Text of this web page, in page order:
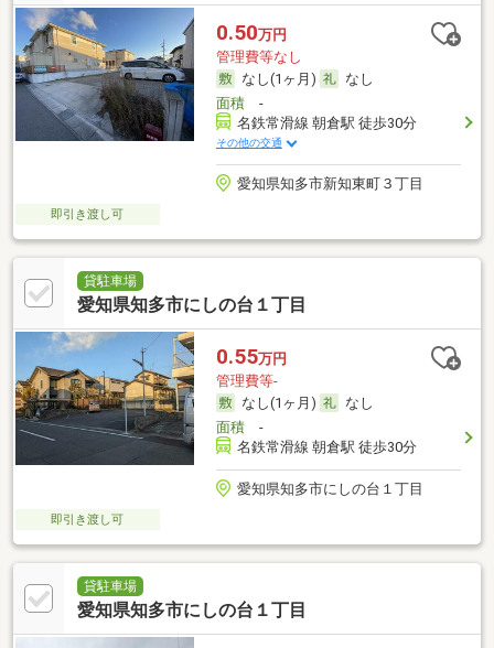
0.50万円
管理費等なし
なし(1ヶ月)
なし
面積-
名鉄常滑線 朝倉駅 徒歩30分
その他の交通
愛知県知多市新知東町３丁目
即引き渡し可
貸駐車場
愛知県知多市にしの台１丁目
0.55万円
管理費等-
なし(1ヶ月)
なし
面積-
名鉄常滑線 朝倉駅 徒歩30分
愛知県知多市にしの台１丁目
即引き渡し可
貸駐車場
愛知県知多市にしの台１丁目